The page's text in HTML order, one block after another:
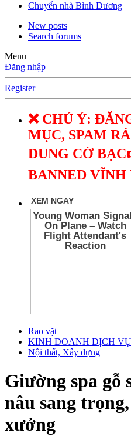
Chuyển nhà Bình Dương
New posts
Search forums
Menu
Đăng nhập
Register
❌ CHÚ Ý:
MỤC, SPAM
DUNG CỜ
BANNED VĨNH
Rao vặt
KINH DOANH DỊCH
Nội thất, Xây dựng
Giường spa gỗ
nâu sang
xưởng